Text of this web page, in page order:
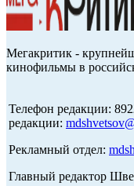
Мегакритик -
кинофильмы в
Телефон редакции:
редакции:
Рекламный отдел:
Главный редактор